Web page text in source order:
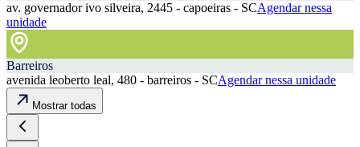
av. governador ivo silveira, 2445 - capoeiras - SCAgendar nessa
unidade
Barreiros
avenida leoberto leal, 480 - barreiros - SCAgendar nessa unidade
Mostrar todas